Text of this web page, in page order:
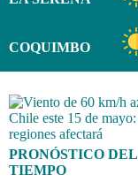
COQUIMBO
PRONÓSTICO DEL
TIEMPO